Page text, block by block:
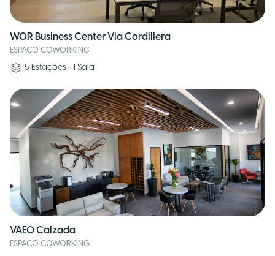
WOR Business Center Via Cordillera
ESPACO COWORKING
5 Estações • 1 Sala
VAEO Calzada
ESPACO COWORKING